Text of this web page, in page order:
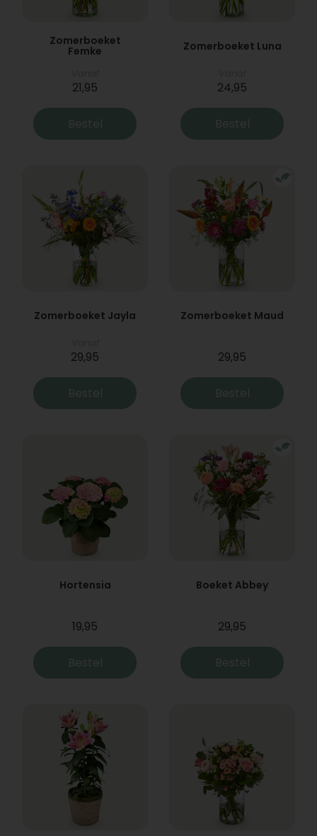
Zomerboeket
Femke
21,95
Bestel
Zomerboeket Luna
24,95
Bestel
Zomerboeket Jayla
29,95
Bestel
Zomerboeket Maud
29,95
Bestel
Hortensia
19,95
Bestel
Boeket Abbey
29,95
Bestel